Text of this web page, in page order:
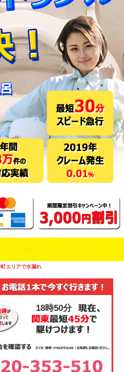
エリアで水漏れ
18時50分